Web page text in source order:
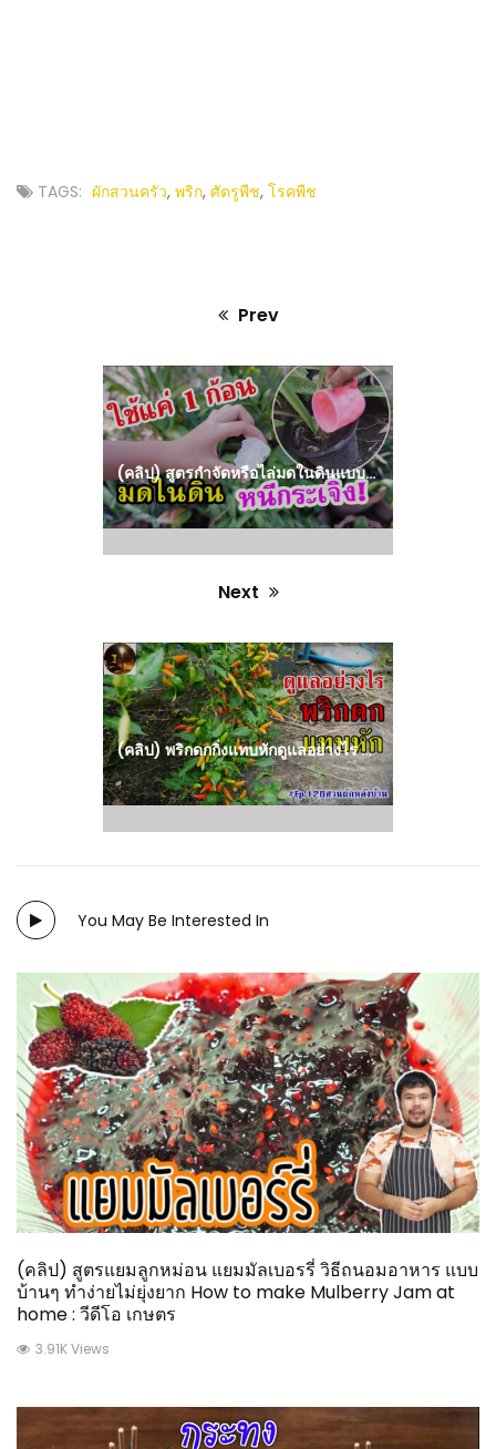
TAGS: ผักสวนครัว, พริก, ศัตรูพืช, โรคพืช
Prev
post:
(คลิป) สูตรกำจัดหรือไล่มดในดินแบบปลอดสาร ใช้เพียง 1 ก้อน หรือ 1 ช้อนแกง มดหนีกระเจิง! : วีดีโอ เกษตร
Next
Next
post:
(คลิป) พริกดกกิ่งแทบหักดูแลอย่างไร สวนผักหลังบ้าน : วีดีโอ เกษตร
You May Be Interested In
(คลิป) สูตรแยมลูกหม่อน แยมมัลเบอรรี่ วิธีถนอมอาหาร แบบ
บ้านๆ ทำง่ายไม่ยุ่งยาก How to make Mulberry Jam at
home : วีดีโอ เกษตร
3.91K Views